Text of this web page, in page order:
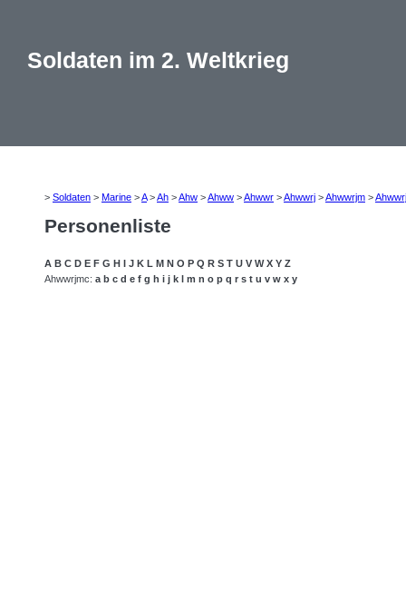
Soldaten im 2. Weltkrieg
> Soldaten > Marine >A>Ah >Ahw >Ahww >Ahwwr >Ahwwrj >Ahwwrjm >
Personenliste
A B C D E F G H I J K L M N O P Q R S T U V W X Y Z
Ahwwrjmc: a b c d e f g h i j k l m n o p q r s t u v w x y